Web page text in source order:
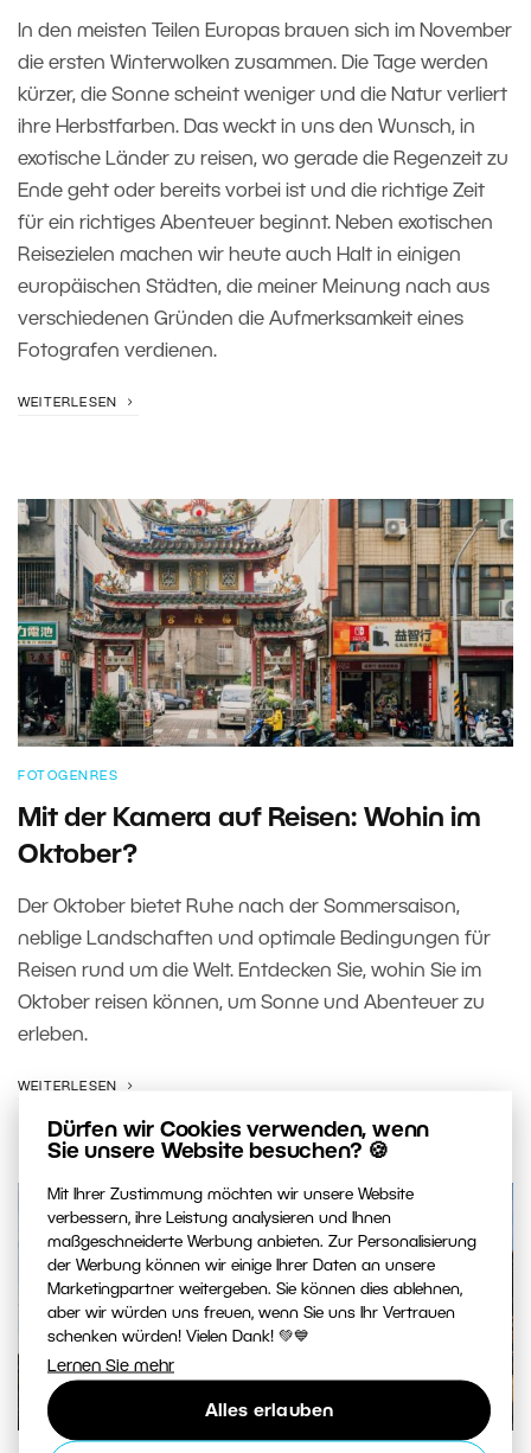
Dürfen wir Cookies verwenden, wenn
Sie unsere Website besuchen? 🍪
Mit Ihrer Zustimmung möchten wir unsere Website
verbessern, ihre Leistung analysieren und Ihnen
maßgeschneiderte Werbung anbieten. Zur Personalisierung
der Werbung können wir einige Ihrer Daten an unsere
Marketingpartner weitergeben. Sie können dies ablehnen,
aber wir würden uns freuen, wenn Sie uns Ihr Vertrauen
schenken würden! Vielen Dank! 💚💙
Lernen Sie mehr
Alles erlauben
In den meisten Teilen Europas brauen sich im November
die ersten Winterwolken zusammen. Die Tage werden
kürzer, die Sonne scheint weniger und die Natur verliert
ihre Herbstfarben. Das weckt in uns den Wunsch, in
exotische Länder zu reisen, wo gerade die Regenzeit zu
Ende geht oder bereits vorbei ist und die richtige Zeit
für ein richtiges Abenteuer beginnt. Neben exotischen
Reisezielen machen wir heute auch Halt in einigen
europäischen Städten, die meiner Meinung nach aus
verschiedenen Gründen die Aufmerksamkeit eines
Fotografen verdienen.
WEITERLESEN
FOTOGENRES
Mit der Kamera auf Reisen: Wohin im
Oktober?
Der Oktober bietet Ruhe nach der Sommersaison,
neblige Landschaften und optimale Bedingungen für
Reisen rund um die Welt. Entdecken Sie, wohin Sie im
Oktober reisen können, um Sonne und Abenteuer zu
erleben.
WEITERLESEN